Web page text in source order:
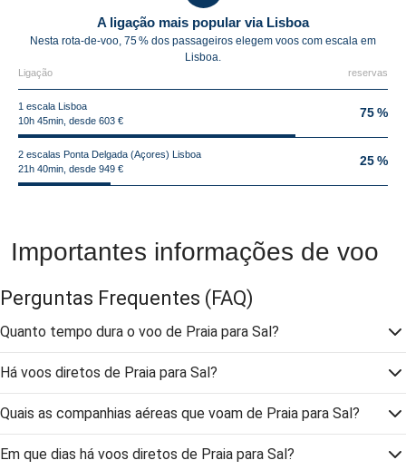
A ligação mais popular via Lisboa
Nesta rota-de-voo, 75 % dos passageiros elegem voos com escala em
Lisboa.
Ligação reservas
1 escala Lisboa
10h 45min, desde 603 €
75 %
2 escalas Ponta Delgada (Açores) Lisboa
21h 40min, desde 949 €
25 %
Importantes informações de voo
Perguntas Frequentes (FAQ)
Quanto tempo dura o voo de Praia para Sal?
Há voos diretos de Praia para Sal?
Quais as companhias aéreas que voam de Praia para Sal?
Em que dias há voos diretos de Praia para Sal?